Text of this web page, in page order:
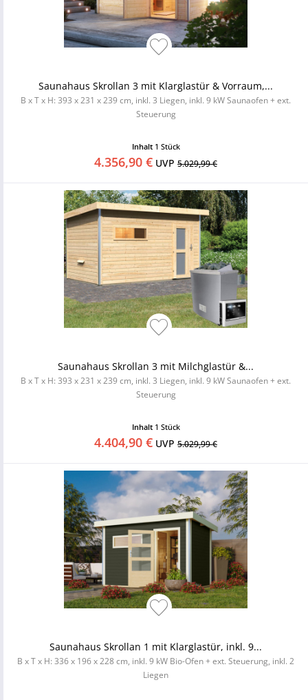
Saunahaus Skrollan 3 mit Klarglastür & Vorraum,...
B x T x H: 393 x 231 x 239 cm, inkl. 3 Liegen, inkl. 9 kW Saunaofen + ext.
Steuerung
Inhalt 1 Stück
4.356,90 € UVP 5.029,99 €
Saunahaus Skrollan 3 mit Milchglastür &...
B x T x H: 393 x 231 x 239 cm, inkl. 3 Liegen, inkl. 9 kW Saunaofen + ext.
Steuerung
Inhalt 1 Stück
4.404,90 € UVP 5.029,99 €
Saunahaus Skrollan 1 mit Klarglastür, inkl. 9...
B x T x H: 336 x 196 x 228 cm, inkl. 9 kW Bio-Ofen + ext. Steuerung, inkl. 2
Liegen